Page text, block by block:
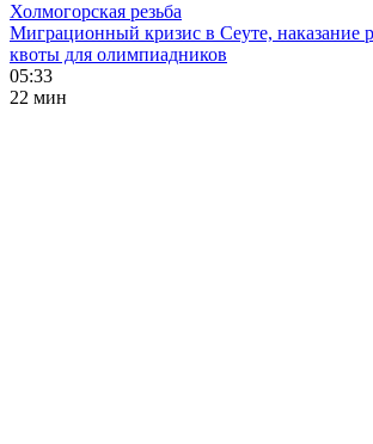
Холмогорская резьба
Миграционный кризис в Сеуте, наказание
квоты для олимпиадников
05:33
22 мин